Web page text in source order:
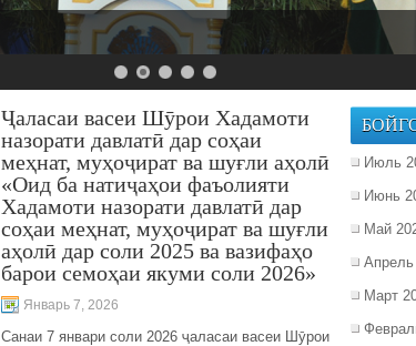
Ҷаласаи васеи Шӯрои Хадамоти
назорати давлатӣ дар соҳаи
меҳнат, муҳоҷират ва шуғли аҳолӣ
«Оид ба натиҷаҳои фаъолияти
Хадамоти назорати давлатӣ дар
соҳаи меҳнат, муҳоҷират ва шуғли
аҳолӣ дар соли 2025 ва вазифаҳо
барои семоҳаи якуми соли 2026»
Январь 7, 2026
Санаи 7 январи соли 2026 ҷаласаи васеи Шӯрои
Июль
Июнь
Май
Апрель
Март